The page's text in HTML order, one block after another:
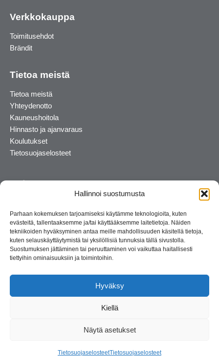
Hallinnoi suostumusta
Parhaan kokemuksen tarjoamiseksi käytämme teknologioita, kuten
evästeitä, tallentaaksemme ja/tai käyttääksemme laitetietoja. Näiden
tekniikoiden hyväksyminen antaa meille mahdollisuuden käsitellä tietoja,
kuten selauskäyttäytymistä tai yksilöllisiä tunnuksia tällä sivustolla.
Suostumuksen jättäminen tai peruuttaminen voi vaikuttaa haitallisesti
tiettyihin ominaisuuksiin ja toimintoihin.
Hyväksy
Kiellä
Näytä asetukset
TietosuojaselosteetTietosuojaselosteet
Verkkokauppa
Toimitusehdot
Brändit
Tietoa meistä
Tietoa meistä
Yhteydenotto
Kauneushoitola
Hinnasto ja ajanvaraus
Koulutukset
Tietosuojaselosteet
perheyritys yli 35 vuotta.
© 2026 Consult Lady